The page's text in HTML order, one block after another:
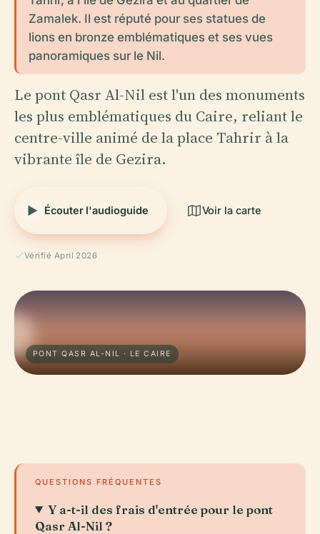
Zamalek. Il est réputé pour ses statues de
lions en bronze emblématiques et ses vues
panoramiques sur le Nil.
Le pont Qasr Al-Nil est l'un des monuments
les plus emblématiques du Caire, reliant le
centre-ville animé de la place Tahrir à la
vibrante île de Gezira.
Écouter l'audioguide Voir la carte
Vérifié April 2026
PONT QASR AL-NIL · LE CAIRE
QUESTIONS FRÉQUENTES
Y a-t-il des frais d'entrée pour le pont
Qasr Al-Nil ?